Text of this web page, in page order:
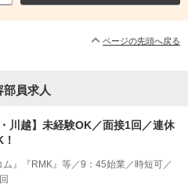
ページの先頭へ戻る
員求人
・川越】未経験OK／面接1回／連休
ム』『RMK』等／9：45始業／時短可／